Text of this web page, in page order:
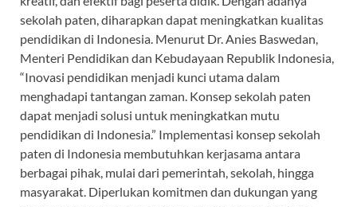
sekolah paten, diharapkan dapat meningkatkan kualitas
pendidikan di Indonesia. Menurut Dr. Anies Baswedan,
Menteri Pendidikan dan Kebudayaan Republik Indonesia,
“Inovasi pendidikan menjadi kunci utama dalam
menghadapi tantangan zaman. Konsep sekolah paten
dapat menjadi solusi untuk meningkatkan mutu
pendidikan di Indonesia.” Implementasi konsep sekolah
paten di Indonesia membutuhkan kerjasama antara
berbagai pihak, mulai dari pemerintah, sekolah, hingga
masyarakat. Diperlukan komitmen dan dukungan yang